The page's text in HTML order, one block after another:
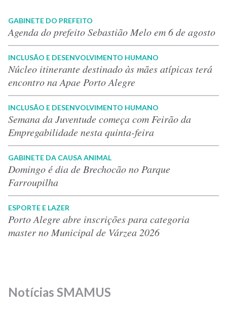
GABINETE DO PREFEITO
Agenda do prefeito Sebastião Melo em 6 de agosto
INCLUSÃO E DESENVOLVIMENTO HUMANO
Núcleo itinerante destinado às mães atípicas terá
encontro na Apae Porto Alegre
INCLUSÃO E DESENVOLVIMENTO HUMANO
Semana da Juventude começa com Feirão da
Empregabilidade nesta quinta-feira
GABINETE DA CAUSA ANIMAL
Domingo é dia de Brechocão no Parque
Farroupilha
ESPORTE E LAZER
Porto Alegre abre inscrições para categoria
master no Municipal de Várzea 2026
Notícias SMAMUS